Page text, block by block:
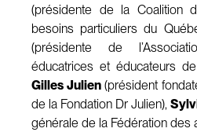
(présidente de la Coalition
besoins particuliers du
(présidente de
éducatrices et éducateurs
Gilles Julien(président
de la Fondation Dr Julien),
générale de la Fédération des